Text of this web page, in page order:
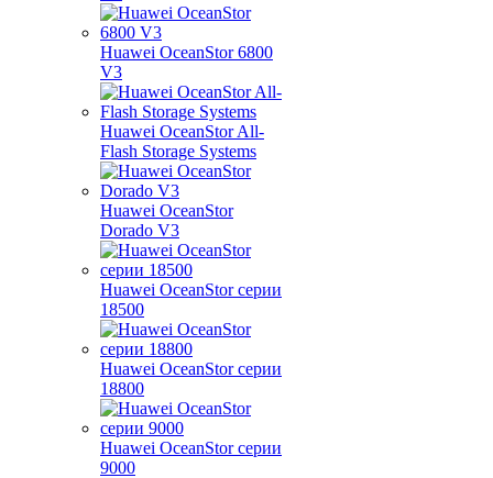
Huawei OceanStor 6800
V3
Huawei OceanStor All-
Flash Storage Systems
Huawei OceanStor
Dorado V3
Huawei OceanStor серии
18500
Huawei OceanStor серии
18800
Huawei OceanStor серии
9000